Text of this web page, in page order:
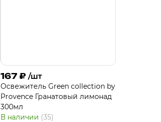
167 ₽ /шт
Освежитель Green collection by
Provence Гранатовый лимонад
300мл
В наличии (35)